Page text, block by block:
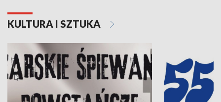
KULTURA I SZTUKA